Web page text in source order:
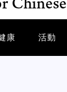
康 活動